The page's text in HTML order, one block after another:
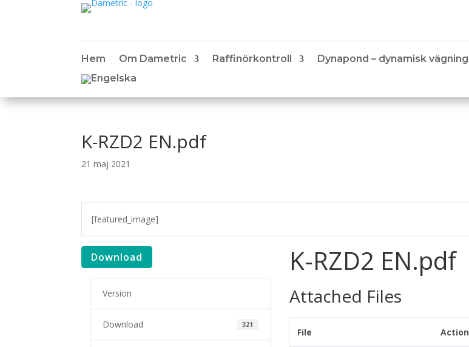
Hem Om Dametric Raffinörkontroll Dynapond – dynamisk vägning
K-RZD2 EN.pdf
21 maj 2021
[featured_image]
Download
Version
Download 321
K-RZD2 EN.pdf
Attached Files
File Action